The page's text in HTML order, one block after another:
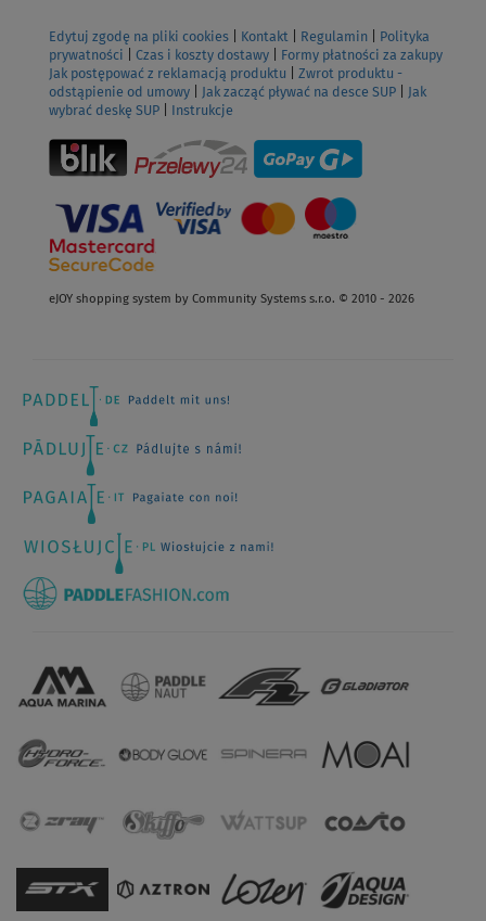
Edytuj zgodę na pliki cookies Kontakt Regulamin
Polityka
prywatności
Czas i koszty dostawy
Formy płatności za zakupy
Jak postępować z reklamacją produktu
Zwrot produktu -
odstąpienie od umowy
Jak zacząć pływać na desce SUP
Jak
wybrać deskę SUP
Instrukcje
eJOY shopping system by Community Systems s.r.o. © 2010 - 2026